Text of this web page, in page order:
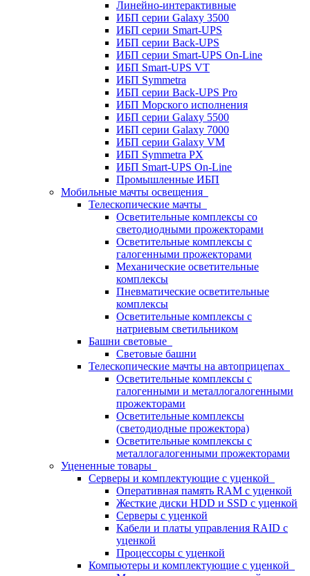
Линейно-интерактивные
ИБП серии Galaxy 3500
ИБП серии Smart-UPS
ИБП серии Back-UPS
ИБП серии Smart-UPS On-Line
ИБП Smart-UPS VT
ИБП Symmetra
ИБП серии Back-UPS Pro
ИБП Морского исполнения
ИБП серии Galaxy 5500
ИБП серии Galaxy 7000
ИБП серии Galaxy VM
ИБП Symmetra PX
ИБП Smart-UPS On-Line
Промышленные ИБП
Мобильные мачты освещения
Телескопические мачты
Осветительные комплексы со
светодиодными прожекторами
Осветительные комплексы с
галогенными прожекторами
Механические осветительные
комплексы
Пневматические осветительные
комплексы
Осветительные комплексы с
натриевым светильником
Башни световые
Световые башни
Телескопические мачты на автоприцепах
Осветительные комплексы с
галогенными и металлогалогенными
прожекторами
Осветительные комплексы
(светодиодные прожектора)
Осветительные комплексы с
металлогалогенными прожекторами
Уцененные товары
Серверы и комплектующие с уценкой
Оперативная память RAM с уценкой
Жесткие диски HDD и SSD с уценкой
Серверы с уценкой
Кабели и платы управления RAID с
уценкой
Процессоры с уценкой
Компьютеры и комплектующие с уценкой